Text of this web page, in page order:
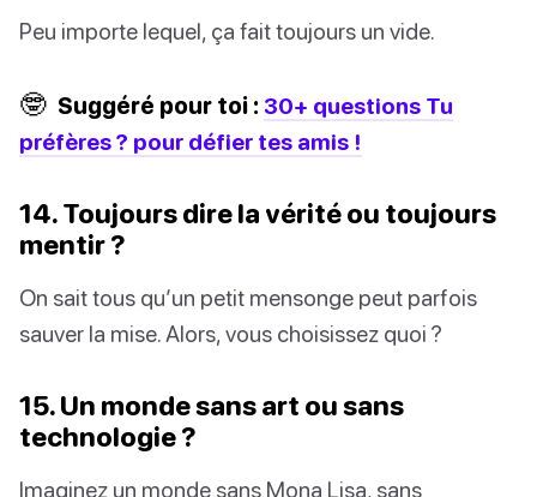
Peu importe lequel, ça fait toujours un vide.
🤓 Suggéré pour toi : 30+ questions Tu
préfères ? pour défier tes amis !
14. Toujours dire la vérité ou toujours
mentir ?
On sait tous qu’un petit mensonge peut parfois
sauver la mise. Alors, vous choisissez quoi ?
15. Un monde sans art ou sans
technologie ?
Imaginez un monde sans Mona Lisa, sans